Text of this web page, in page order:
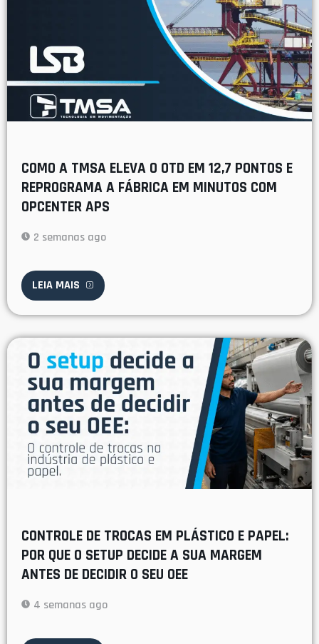
COMO A TMSA ELEVA O OTD EM 12,7 PONTOS E
REPROGRAMA A FÁBRICA EM MINUTOS COM
OPCENTER APS
2 semanas ago
LEIA MAIS
CONTROLE DE TROCAS EM PLÁSTICO E PAPEL:
POR QUE O SETUP DECIDE A SUA MARGEM
ANTES DE DECIDIR O SEU OEE
4 semanas ago